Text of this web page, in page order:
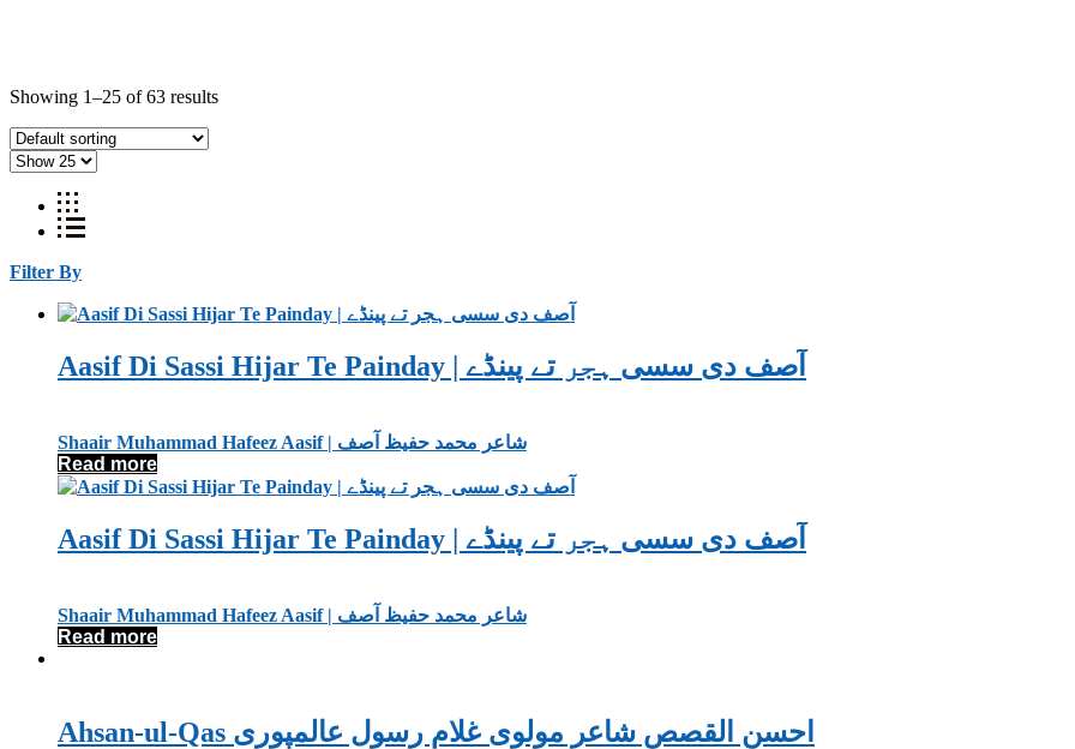
Showing 1–25 of 63 results
Filter By
Aasif Di Sassi Hijar Te Painday | آصف دی سسی ہجر تے پینڈے
Shaair Muhammad Hafeez Aasif | شاعر محمد حفیظ آصف
Read more
Aasif Di Sassi Hijar Te Painday | آصف دی سسی ہجر تے پینڈے
Shaair Muhammad Hafeez Aasif | شاعر محمد حفیظ آصف
Read more
Ahsan-ul-Qas احسن القصص شاعر مولوی غلام رسول عالمپوری